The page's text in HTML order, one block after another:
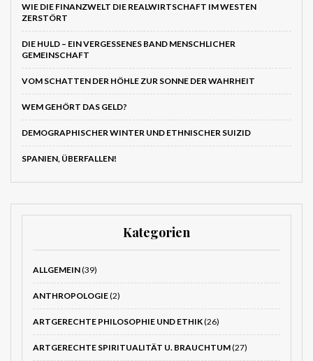
WIE DIE FINANZWELT DIE REALWIRTSCHAFT IM WESTEN
ZERSTÖRT
DIE HULD – EIN VERGESSENES BAND MENSCHLICHER
GEMEINSCHAFT
VOM SCHATTEN DER HÖHLE ZUR SONNE DER WAHRHEIT
WEM GEHÖRT DAS GELD?
DEMOGRAPHISCHER WINTER UND ETHNISCHER SUIZID
SPANIEN, ÜBERFALLEN!
Kategorien
ALLGEMEIN(39)
ANTHROPOLOGIE(2)
ARTGERECHTE PHILOSOPHIE UND ETHIK(26)
ARTGERECHTE SPIRITUALITÄT U. BRAUCHTUM(27)